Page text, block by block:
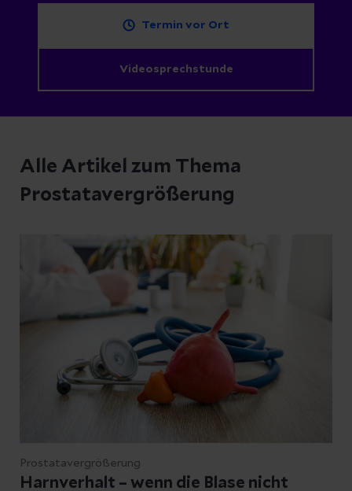
Termin vor Ort
Videosprechstunde
Alle Artikel zum Thema
Prostatavergrößerung
Prostatavergrößerung
Harnverhalt – wenn die Blase nicht